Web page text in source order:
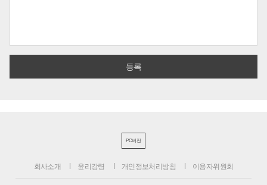
PC버전
회사소개 윤리강령 개인정보처리방침 이용자위원회